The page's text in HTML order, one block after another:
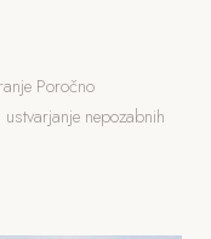
Poročno
nepozabnih